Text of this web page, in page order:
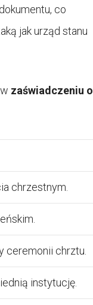
dokumentu, co
jak urząd stanu
zaświadczeniu o
chrzestnym.
ceremonii chrztu.
instytucję.